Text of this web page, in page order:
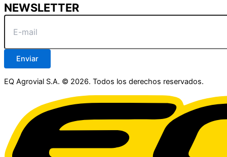
NEWSLETTER
Enviar
EQ Agrovial S.A. © 2026. Todos los derechos reservados.